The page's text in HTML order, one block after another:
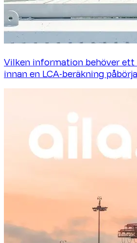
Vilken information behöver
innan en LCA-beräkning